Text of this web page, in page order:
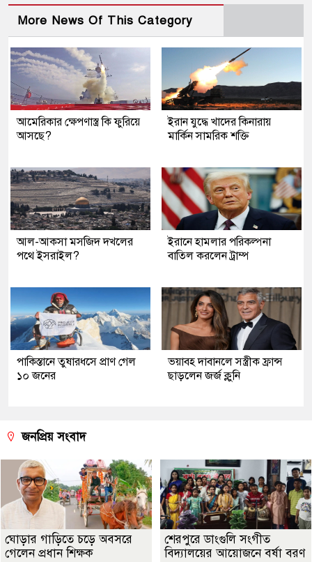
More News Of This Category
আমেরিকার ক্ষেপণাস্ত্র কি ফুরিয়ে
আসছে?
ইরান যুদ্ধে খাদের কিনারায়
মার্কিন সামরিক শক্তি
আল-আকসা মসজিদ দখলের
পথে ইসরাইল?
ইরানে হামলার পরিকল্পনা
বাতিল করলেন ট্রাম্প
পাকিস্তানে তুষারধসে প্রাণ গেল
১০ জনের
ভয়াবহ দাবানলে সস্ত্রীক ফ্রান্স
ছাড়লেন জর্জ ক্লুনি
জনপ্রিয় সংবাদ
ঘোড়ার গাড়িতে চড়ে অবসরে
গেলেন প্রধান শিক্ষক
শেরপুরে ডাংগুলি সংগীত
বিদ্যালয়ের আয়োজনে বর্ষা বরণ